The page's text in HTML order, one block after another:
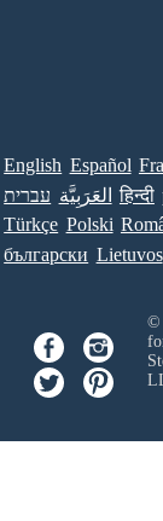
English Español
עברית العَرَبِيَّة हिन्दी
Türkçe Polski
български Lietuvos
©